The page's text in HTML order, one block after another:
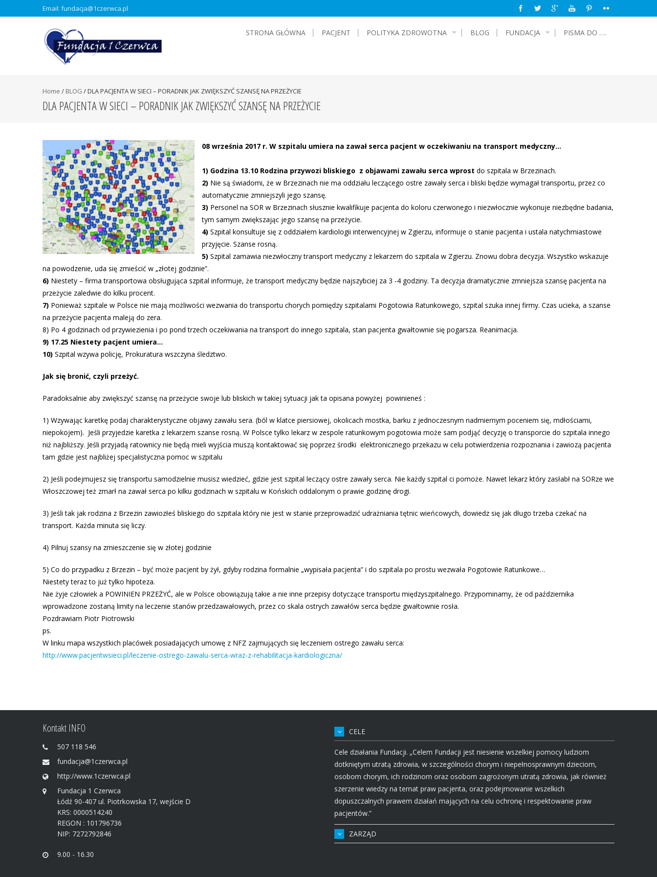
Email: fundacja@1czerwca.pl
STRONA GŁÓWNA PACJENT POLITYKA ZDROWOTNA BLOG FUNDACJA PISMA DO ….
Home / BLOG /DLA PACJENTA W SIECI – PORADNIK JAK ZWIĘKSZYĆ SZANSĘ NA PRZEŻYCIE
DLA PACJENTA W SIECI – PORADNIK JAK ZWIĘKSZYĆ SZANSĘ NA PRZEŻYCIE
08 września 2017 r. W szpitalu umiera na zawał serca pacjent w oczekiwaniu na transport medyczny…
1) Godzina 13.10 Rodzina przywozi bliskiego z objawami zawału serca wprost do szpitala w Brzezinach.
2) Nie są świadomi, że w Brzezinach nie ma oddziału leczącego ostre zawały serca i bliski będzie wymagał transportu, przez co
automatycznie zmniejszyli jego szansę.
3) Personel na SOR w Brzezinach słusznie kwalifikuje pacjenta do koloru czerwonego i niezwłocznie wykonuje niezbędne badania,
tym samym zwiększając jego szansę na przeżycie.
4) Szpital konsultuje się z oddziałem kardiologii interwencyjnej w Zgierzu, informuje o stanie pacjenta i ustala natychmiastowe
przyjęcie. Szanse rosną.
5) Szpital zamawia niezwłoczny transport medyczny z lekarzem do szpitala w Zgierzu. Znowu dobra decyzja. Wszystko wskazuje
na powodzenie, uda się zmieścić w „złotej godzinie”.
6) Niestety – firma transportowa obsługująca szpital informuje, że transport medyczny będzie najszybciej za 3 -4 godziny. Ta decyzja dramatycznie zmniejsza szansę pacjenta na
przeżycie zaledwie do kilku procent.
7) Ponieważ szpitale w Polsce nie mają możliwości wezwania do transportu chorych pomiędzy szpitalami Pogotowia Ratunkowego, szpital szuka innej firmy. Czas ucieka, a szanse
na przeżycie pacjenta maleją do zera.
8) Po 4 godzinach od przywiezienia i po pond trzech oczekiwania na transport do innego szpitala, stan pacjenta gwałtownie się pogarsza. Reanimacja.
9) 17.25 Niestety pacjent umiera…
10) Szpital wzywa policję, Prokuratura wszczyna śledztwo.
Jak się bronić, czyli przeżyć.
Paradoksalnie aby zwiększyć szansę na przeżycie swoje lub bliskich w takiej sytuacji jak ta opisana powyżej powinieneś :
1) Wzywając karetkę podaj charakterystyczne objawy zawału sera. (ból w klatce piersiowej, okolicach mostka, barku z jednoczesnym nadmiernym poceniem się, mdłościami,
niepokojem). Jeśli przyjedzie karetka z lekarzem szanse rosną. W Polsce tylko lekarz w zespole ratunkowym pogotowia może sam podjąć decyzję o transporcie do szpitala innego
niż najbliższy. Jeśli przyjadą ratownicy nie będą mieli wyjścia muszą kontaktować się poprzez środki elektronicznego przekazu w celu potwierdzenia rozpoznania i zawiozą pacjenta
tam gdzie jest najbliżej specjalistyczna pomoc w szpitalu
2) Jeśli podejmujesz się transportu samodzielnie musisz wiedzieć, gdzie jest szpital leczący ostre zawały serca. Nie każdy szpital ci pomoże. Nawet lekarz który zasłabł na SORze we
Włoszczowej też zmarł na zawał serca po kilku godzinach w szpitalu w Końskich oddalonym o prawie godzinę drogi.
3) Jeśli tak jak rodzina z Brzezin zawiozłeś bliskiego do szpitala który nie jest w stanie przeprowadzić udrażniania tętnic wieńcowych, dowiedz się jak długo trzeba czekać na
transport. Każda minuta się liczy.
4) Pilnuj szansy na zmieszczenie się w złotej godzinie
5) Co do przypadku z Brzezin – być może pacjent by żył, gdyby rodzina formalnie „wypisała pacjenta” i do szpitala po prostu wezwała Pogotowie Ratunkowe…
Niestety teraz to już tylko hipoteza.
Nie żyje człowiek a POWINIEN PRZEŻYĆ, ale w Polsce obowiązują takie a nie inne przepisy dotyczące transportu międzyszpitalnego. Przypominamy, że od października
wprowadzone zostaną limity na leczenie stanów przedzawałowych, przez co skala ostrych zawałów serca będzie gwałtownie rosła.
Pozdrawiam Piotr Piotrowski
ps.
W linku mapa wszystkich placówek posiadających umowę z NFZ zajmujących się leczeniem ostrego zawału serca:
http://www.pacjentwsieci.pl/leczenie-ostrego-zawalu-serca-wraz-z-rehabilitacja-kardiologiczna/
Kontakt INFO
507 118 546
fundacja@1czerwca.pl
http://www.1czerwca.pl
Fundacja 1 Czerwca
Łódź 90-407 ul. Piotrkowska 17, wejście D
KRS: 0000514240
REGON : 101796736
NIP: 7272792846
9.00 - 16.30
CELE
Cele działania Fundacji. „Celem Fundacji jest niesienie wszelkiej pomocy ludziom
dotkniętym utratą zdrowia, w szczególności chorym i niepełnosprawnym dzieciom,
osobom chorym, ich rodzinom oraz osobom zagrożonym utratą zdrowia, jak również
szerzenie wiedzy na temat praw pacjenta, oraz podejmowanie wszelkich
dopuszczalnych prawem działań mających na celu ochronę i respektowanie praw
pacjentów.”
ZARZĄD